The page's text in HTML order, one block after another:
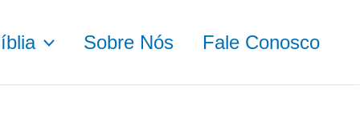
Sobre Nós Fale Conosco